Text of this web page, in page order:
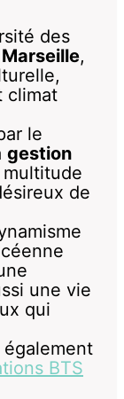
des
Marseille,
climat
le
gestion
de
une vie
qui
BTS